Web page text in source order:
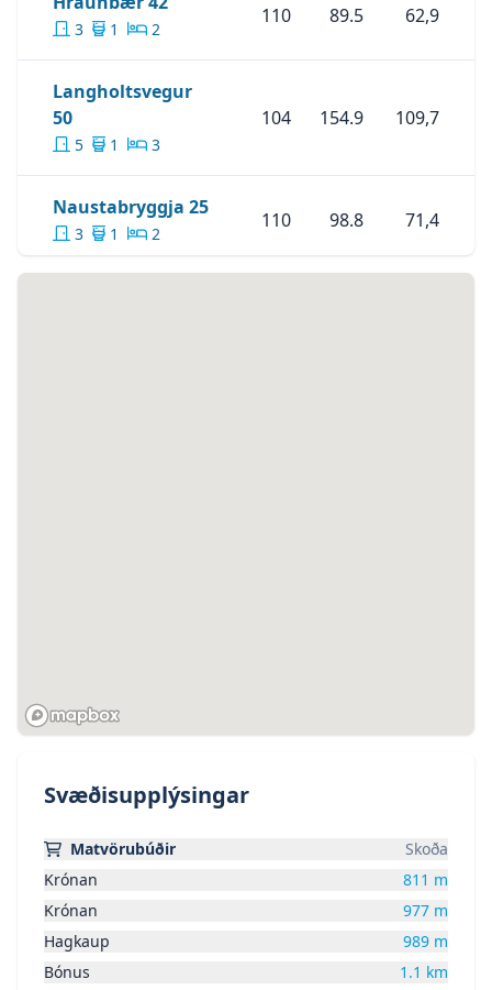
3 1 2
110 89.5 62,9
Langholtsvegur
50Skoða Eignina Langholtsvegur 50
5 1 3
104 154.9 109,7
Naustabryggja 25Skoða Eignina
3 1 2
110 98.8 71,4
Svæðisupplýsingar
Matvörubúðir
Skoða
Krónan
811 m
Krónan
977 m
Hagkaup
989 m
Bónus
1.1 km